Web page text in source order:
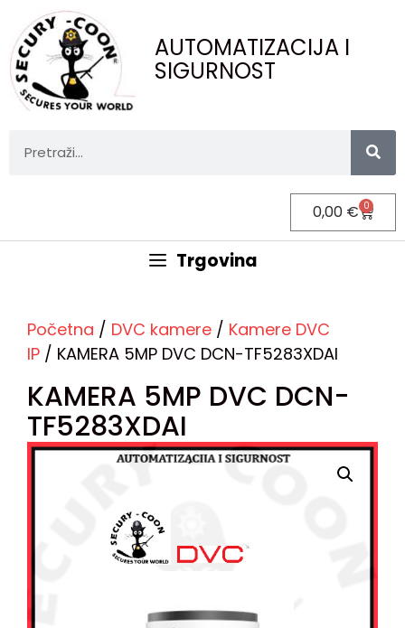
AUTOMATIZACIJA I
SIGURNOST
0,00 € 0
Trgovina
Početna / DVC kamere / Kamere DVC
IP / KAMERA 5MP DVC DCN-TF5283XDAI
KAMERA 5MP DVC DCN-
TF5283XDAI